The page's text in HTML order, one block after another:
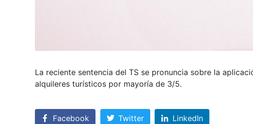
La reciente sentencia del TS se pronuncia sobre la
alquileres turísticos por mayoría de 3/5.
Facebook Twitter LinkedIn